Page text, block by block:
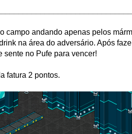
campo andando apenas pelos
na área do adversário. Após
sente no Pufe para vencer!
fatura 2 pontos.